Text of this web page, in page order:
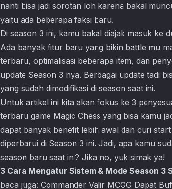
nanti bisa jadi sorotan loh karena bakal
yaitu ada beberapa faksi baru.
Di season 3 ini, kamu bakal diajak masuk ke
Ada banyak fitur baru yang bikin battle mu
terbaru, optimalisasi beberapa item, dan
update Season 3 nya. Berbagai update tadi
yang sudah dimodifikasi di season saat ini.
Untuk artikel ini kita akan fokus ke 3
terbaru game Magic Chess yang bisa kamu
dapat banyak benefit lebih awal dan curi
diperbarui di Season 3 ini. Jadi, apa kamu
season baru saat ini? Jika no, yuk simak ya!
3 Cara Mengatur Sistem & Mode Season 3
baca juga: Commander Valir MCGG Dapat